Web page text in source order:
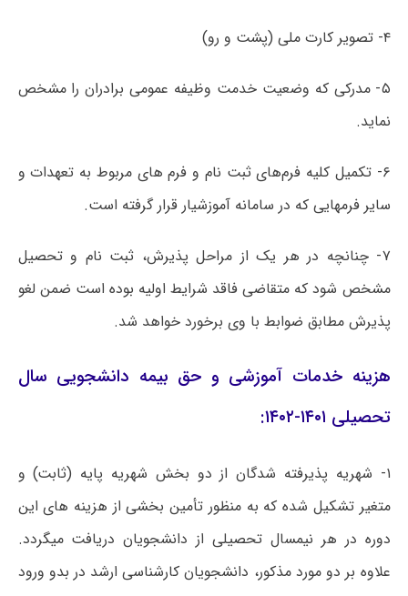
۴- تصویر کارت ملی (پشت و رو)
۵- مدرکی که وضعیت خدمت وظیفه عمومی برادران را مشخص
نماید.
۶- تکمیل کلیه فرم‌های ثبت نام و فرم های مربوط به تعهدات و
سایر فرمهایی که در سامانه آموزشیار قرار گرفته است.
۷- چنانچه در هر یک از مراحل پذیرش، ثبت نام و تحصیل
مشخص شود که متقاضی فاقد شرایط اولیه بوده است ضمن لغو
پذیرش مطابق ضوابط با وی برخورد خواهد شد.
هزینه خدمات آموزشی و حق بیمه دانشجویی سال
تحصیلی ۱۴۰۱-۱۴۰۲:
۱- شهریه پذیرفته شدگان از دو بخش شهریه پایه (ثابت) و
متغیر تشکیل شده که به منظور تأمین بخشی از هزینه های این
دوره در هر نیمسال تحصیلی از دانشجویان دریافت میگردد.
علاوه بر دو مورد مذکور، دانشجویان کارشناسی ارشد در بدو ورود